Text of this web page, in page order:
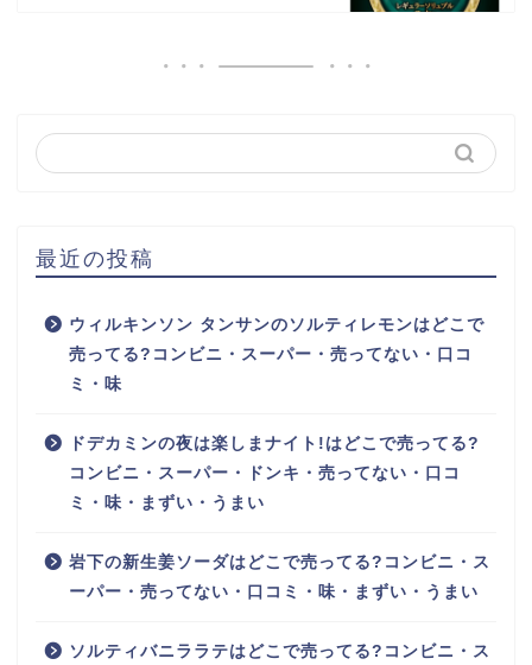
最近の投稿
ウィルキンソン タンサンのソルティレモンはどこで
売ってる?コンビニ・スーパー・売ってない・口コ
ミ・味
ドデカミンの夜は楽しまナイト!はどこで売ってる?
コンビニ・スーパー・ドンキ・売ってない・口コ
ミ・味・まずい・うまい
岩下の新生姜ソーダはどこで売ってる?コンビニ・ス
ーパー・売ってない・口コミ・味・まずい・うまい
ソルティバニララテはどこで売ってる?コンビニ・ス